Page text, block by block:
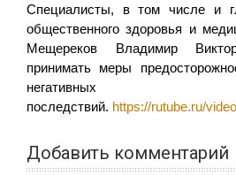
Специалисты, в том числе и
общественного здоровья и
Мещереков Владимир
принимать меры
негативных
последствий. https://rutube.ru/
Добавить комментарий